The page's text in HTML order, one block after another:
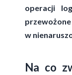
operacji
w
Na co